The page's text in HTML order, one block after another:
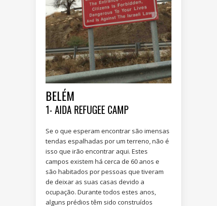
BELÉM
1- AIDA REFUGEE CAMP
Se o que esperam encontrar são imensas
tendas espalhadas por um terreno, não é
isso que irão encontrar aqui. Estes
campos existem há cerca de 60 anos e
são habitados por pessoas que tiveram
de deixar as suas casas devido a
ocupação. Durante todos estes anos,
alguns prédios têm sido construídos